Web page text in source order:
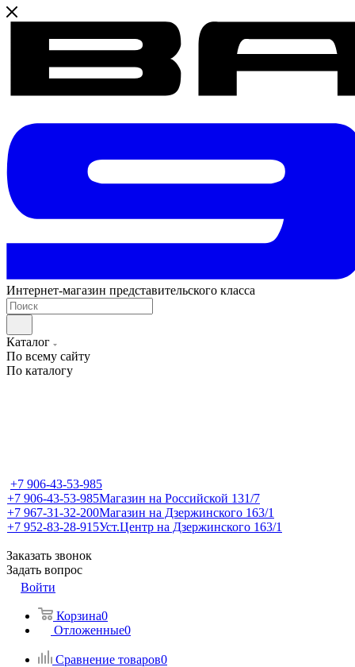
Интернет-магазин представительского класса
Каталог
По всему сайту
По каталогу
+7 906-43-53-985
+7 906-43-53-985Магазин на Российской 131/7
+7 967-31-32-200Магазин на Дзержинского 163/1
+7 952-83-28-915Уст.Центр на Дзержинского 163/1
Заказать звонок
Задать вопрос
Войти
Корзина0
Отложенные0
Сравнение товаров0